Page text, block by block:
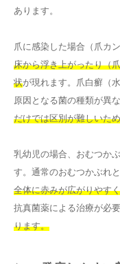
あります。
爪に感染した場合（爪カ
床から浮き上がったり（
状が現れます。爪白癬（
原因となる菌の種類が異
だけでは区別が難しいた
乳幼児の場合、おむつか
す。通常のおむつかぶれと
全体に赤みが広がりやす
抗真菌薬による治療が必要
ります。